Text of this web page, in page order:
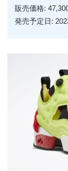
販売価格:
発売予定日: